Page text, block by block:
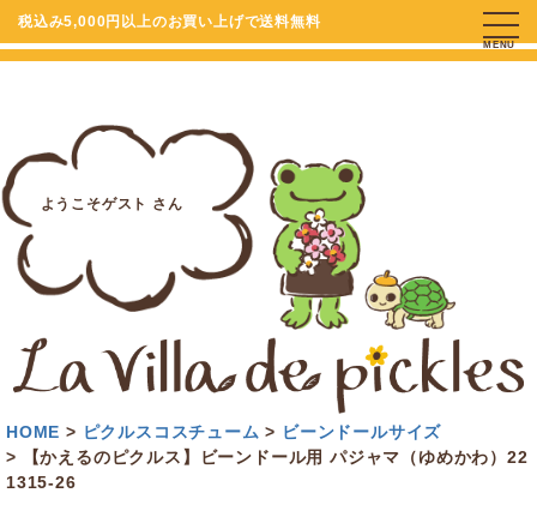
税込み5,000円以上のお買い上げで送料無料
ようこそゲスト さん
MENU
HOME ピクルスコスチューム
ビーンドールサイズ
【かえるのピクルス】ビーンドール用 パジャマ（ゆめかわ）22
1315-26